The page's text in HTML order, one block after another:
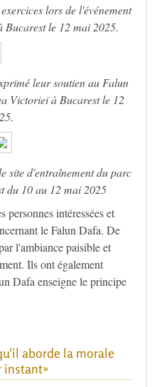
lors de l'événement
le 12 mai 2025.
leur soutien au Falun
Victoriei à Bucarest le 12
site d'entraînement du parc
du 10 au 12 mai 2025
personnes intéressées et
le Falun Dafa. De
l'ambiance paisible et
Ils ont également
Dafa enseigne le principe
aborde la morale
instant»